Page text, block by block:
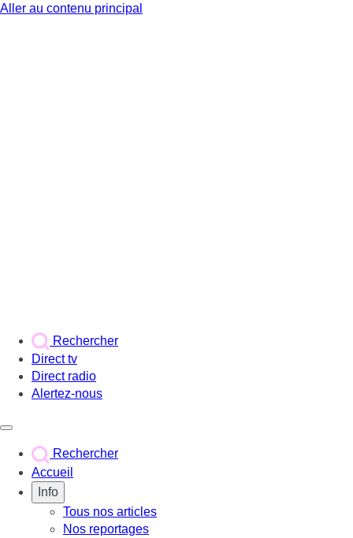
Aller au contenu principal
Rechercher
Direct tv
Direct radio
Alertez-nous
Rechercher
Accueil
Info
Tous nos articles
Nos reportages